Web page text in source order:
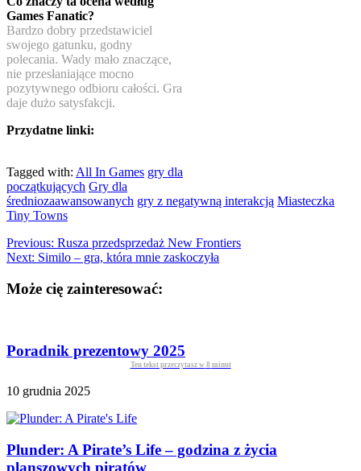
Games Fanatic?
Bardzo dobry przedstawiciel
swojego gatunku, godny
polecania. Wady mało znaczące,
nie przesłaniające mocno
pozytywnego odbioru całości. Gra
daje dużo satysfakcji.
Przydatne linki:
Tagged with: All In Games gry dla
początkujących Gry dla
średniozaawansowanych gry z negatywną interakcją Miasteczka
Tiny Towns
Previous: Rusza przedsprzedaż New Frontiers
Next: Similo – gra, która mnie zaskoczyła
Może cię zainteresować:
Poradnik prezentowy 2025
Ten tekst przeczytasz w 8 minut
10 grudnia 2025
Plunder: A Pirate’s Life – godzina z życia
planszowych piratów